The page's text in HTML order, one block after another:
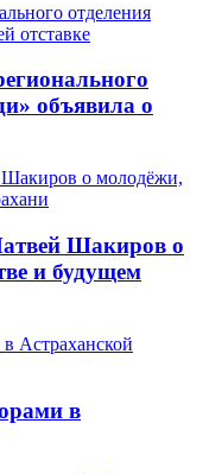
объявила о
Шакиров о
и будущем
в